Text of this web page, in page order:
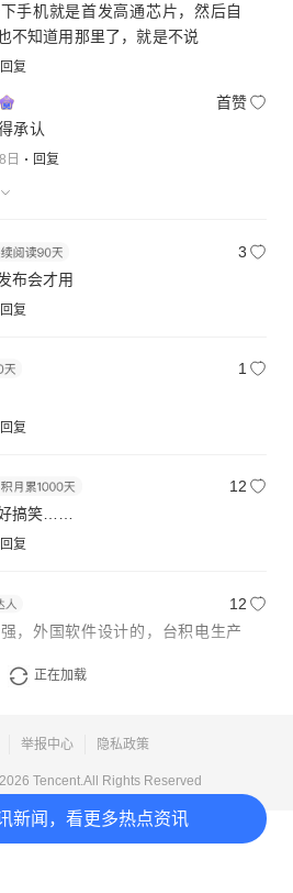
新闻，看更多热点资讯
手机就是首发高通芯片，然后自
不知道用那里了，就是不说
回复
首赞
承认
日 回复
3
布会才用
回复
1
回复
12
搞笑……
回复
12
，外国软件设计的，台积电生产
回复
正在加载
举报中心 隐私政策
2026 Tencent.All Rights Reserved